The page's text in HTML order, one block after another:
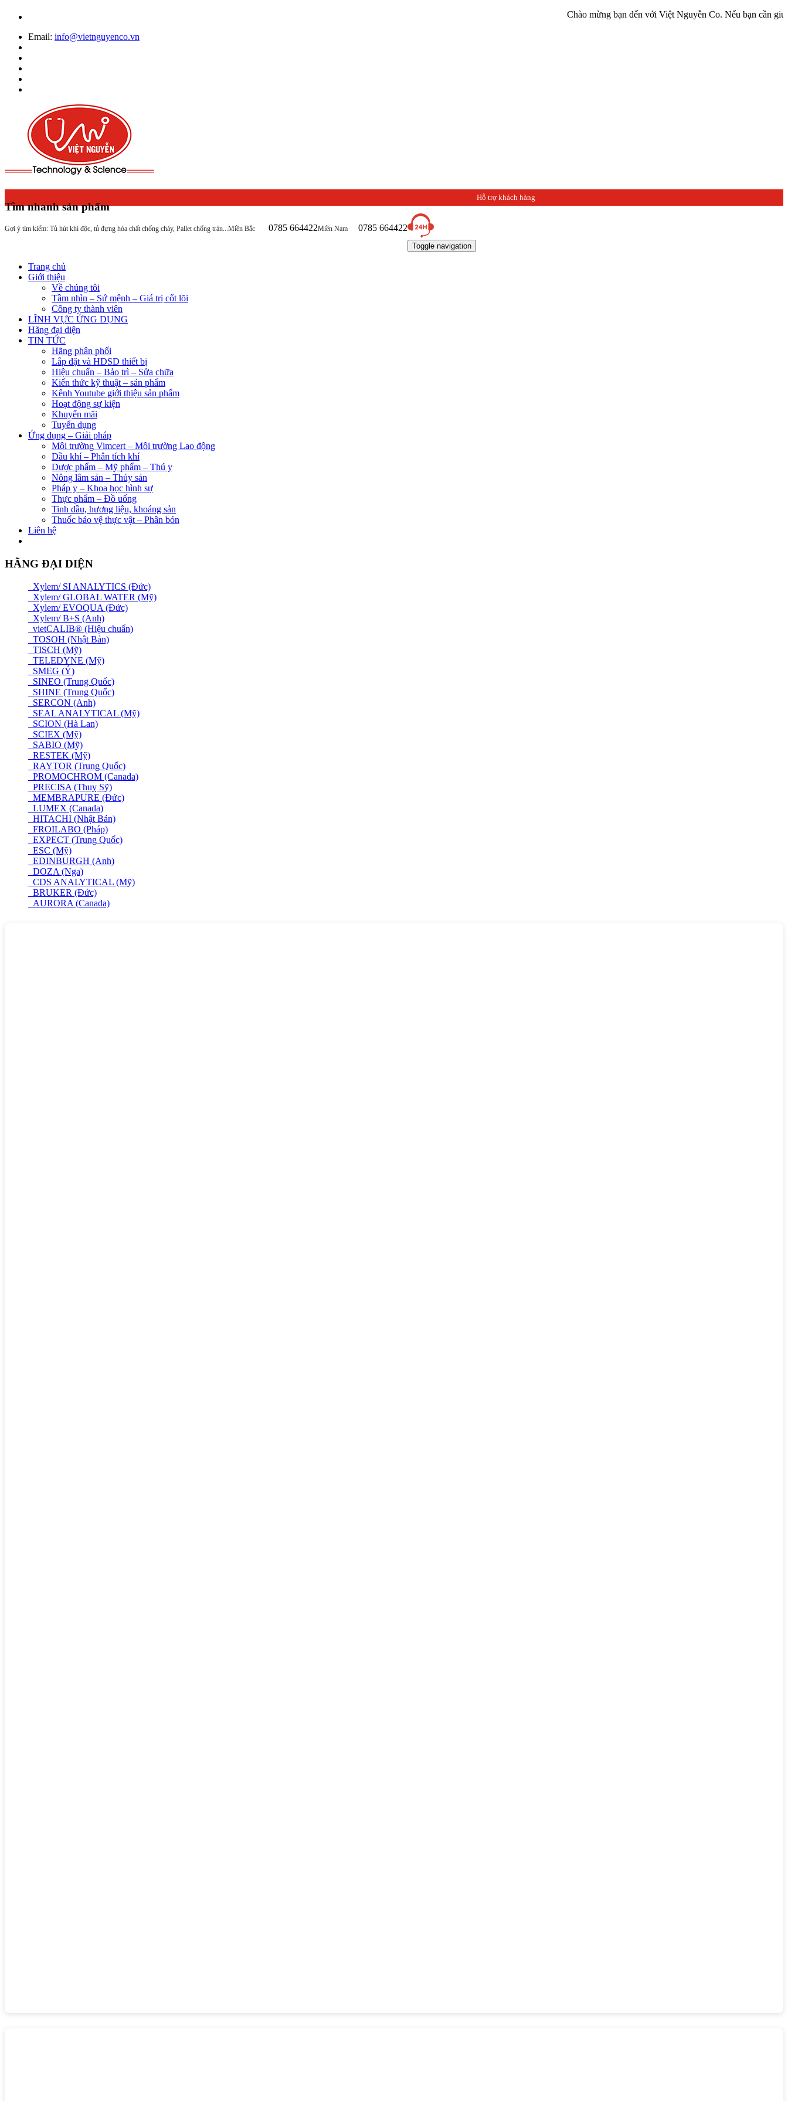
Chào mừng bạn đến với Việt Nguyễn Co. Nếu bạn cần giúp đỡ
Email: info@vietnguyenco.vn
Tìm nhanh sản phẩm
Gợi ý tìm kiếm: Tủ hút khí độc, tủ đựng hóa chất chống cháy, Pallet chống tràn...
Hỗ trợ khách hàng
Miền Bắc 0785 664422Miền Nam 0785 664422
Toggle navigation
Trang chủ
Giới thiệu
Về chúng tôi
Tầm nhìn – Sứ mệnh – Giá trị cốt lõi
Công ty thành viên
LĨNH VỰC ỨNG DỤNG
Hãng đại diện
TIN TỨC
Hãng phân phối
Lắp đặt và HDSD thiết bị
Hiệu chuẩn – Bảo trì – Sửa chữa
Kiến thức kỹ thuật – sản phẩm
Kênh Youtube giới thiệu sản phẩm
Hoạt động sự kiện
Khuyến mãi
Tuyển dụng
Ứng dụng – Giải pháp
Môi trường Vimcert – Môi trường Lao động
Dầu khí – Phân tích khí
Dược phẩm – Mỹ phẩm – Thú y
Nông lâm sản – Thủy sản
Pháp y – Khoa học hình sự
Thực phẩm – Đồ uống
Tinh dầu, hương liệu, khoáng sản
Thuốc bảo vệ thực vật – Phân bón
Liên hệ
HÃNG ĐẠI DIỆN
Xylem/ SI ANALYTICS (Đức)
Xylem/ GLOBAL WATER (Mỹ)
Xylem/ EVOQUA (Đức)
Xylem/ B+S (Anh)
vietCALIB® (Hiệu chuẩn)
TOSOH (Nhật Bản)
TISCH (Mỹ)
TELEDYNE (Mỹ)
SMEG (Ý)
SINEO (Trung Quốc)
SHINE (Trung Quốc)
SERCON (Anh)
SEAL ANALYTICAL (Mỹ)
SCION (Hà Lan)
SCIEX (Mỹ)
SABIO (Mỹ)
RESTEK (Mỹ)
RAYTOR (Trung Quốc)
PROMOCHROM (Canada)
PRECISA (Thuỵ Sỹ)
MEMBRAPURE (Đức)
LUMEX (Canada)
HITACHI (Nhật Bản)
FROILABO (Pháp)
EXPECT (Trung Quốc)
ESC (Mỹ)
EDINBURGH (Anh)
DOZA (Nga)
CDS ANALYTICAL (Mỹ)
BRUKER (Đức)
AURORA (Canada)